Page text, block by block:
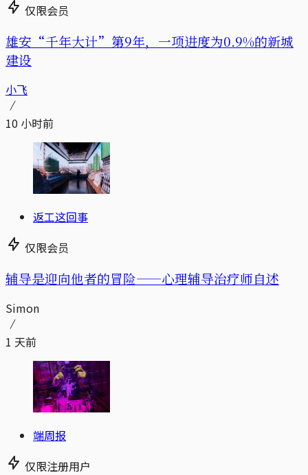
仅限会员
雄安“千年大计”第9年，一项进度为0.9%的新城
建设
小飞
10 小时前
返工这回事
仅限会员
辅导是迎向他者的冒险——心理辅导治疗师自述
Simon
1 天前
端周报
仅限注册用户